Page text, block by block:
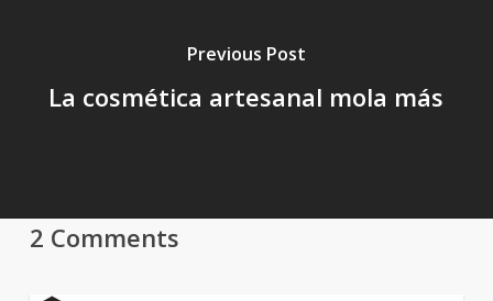
Previous Post
La cosmética artesanal mola más
2 Comments